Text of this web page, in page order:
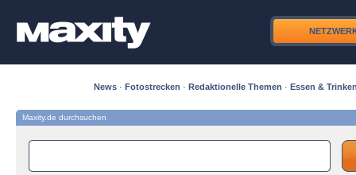
News · Fotostrecken · Redaktionelle Themen · Essen &
Maxity.de durchsuchen